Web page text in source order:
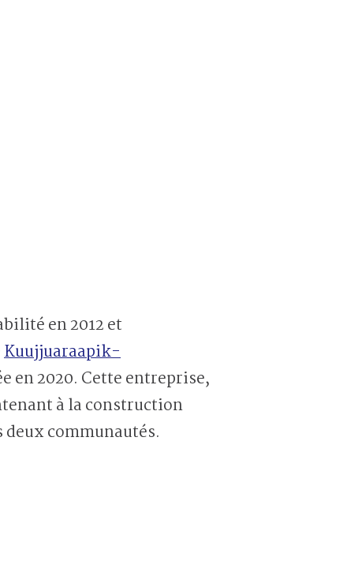
en 2012 et
Kuujjuaraapik-
en 2020. Cette entreprise,
à la construction
communautés.